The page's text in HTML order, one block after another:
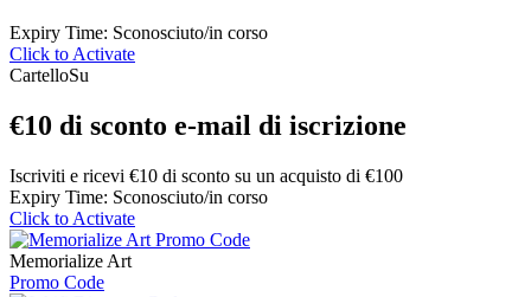
Expiry Time: Sconosciuto/in corso
Click to Activate
CartelloSu
€10 di sconto e-mail di iscrizione
Iscriviti e ricevi €10 di sconto su un acquisto di €100
Expiry Time: Sconosciuto/in corso
Click to Activate
Memorialize Art
Promo Code